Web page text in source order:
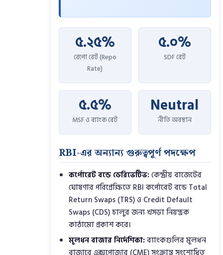
৫.২৫%
রেপো রেট (Repo
Rate)
৫.০%
SDF রেট
৫.৫%
MSF ও ব্যাংক রেট
Neutral
নীতি অবস্থান
RBI-এর অন্যান্য গুরুত্বপূর্ণ পদক্ষেপ
কর্পোরেট বন্ডে ডেরিভেটিভ:কেন্দ্রীয় বাজেটের
ঘোষণার পরিপ্রেক্ষিতে RBI কর্পোরেট বন্ডে Total
Return Swaps (TRS) ও Credit Default
Swaps (CDS) চালুর জন্য খসড়া নিয়ন্ত্রক
কাঠামো প্রকাশ করে।
মূলধন বাজার নির্দেশিকা:ব্যাংকগুলির মূলধন